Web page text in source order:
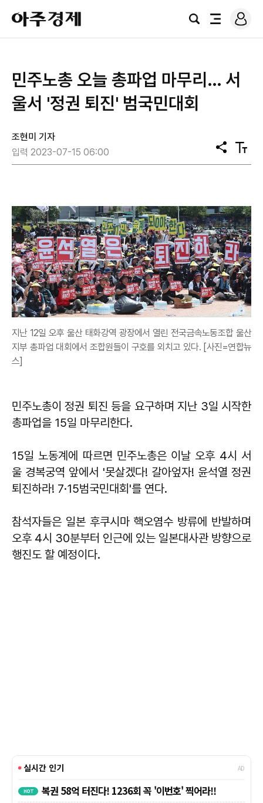
아
주
경
검
전
로
그
민주노총 오늘 총파업 마무리… 서
울서 '정권 퇴진' 범국민대회
조현미 기자
입력 2023-07-15 06:00
공
유
텍
스
지난 12일 오후 울산 태화강역 광장에서 열린 전국금속노동조합 울산
지부 총파업 대회에서 조합원들이 구호를 외치고 있다. [사진=연합뉴
스]
민주노총이 정권 퇴진 등을 요구하며 지난 3일 시작한
총파업을 15일 마무리한다.
15일 노동계에 따르면 민주노총은 이날 오후 4시 서
울 경복궁역 앞에서 '못살겠다! 갈아엎자! 윤석열 정권
퇴진하라! 7·15범국민대회'를 연다.
참석자들은 일본 후쿠시마 핵오염수 방류에 반발하며
오후 4시 30분부터 인근에 있는 일본대사관 방향으로
행진도 할 예정이다.